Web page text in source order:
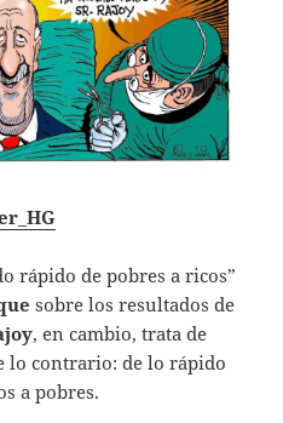
rápido de pobres a ricos”
sobre los resultados de
, en cambio, trata de
lo contrario: de lo rápido
a pobres.